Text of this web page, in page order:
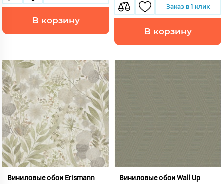
В корзину
Заказ в 1 клик
В корзину
Виниловые обои Erismann
Виниловые обои Wall Up